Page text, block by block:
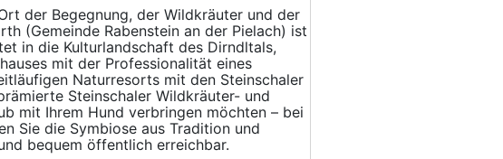
der Begegnung, der Wildkräuter und der
(Gemeinde Rabenstein an der Pielach) ist
in die Kulturlandschaft des Dirndltals,
mit der Professionalität eines
Naturresorts mit den Steinschaler
Steinschaler Wildkräuter- und
mit Ihrem Hund verbringen möchten – bei
Sie die Symbiose aus Tradition und
bequem öffentlich erreichbar.